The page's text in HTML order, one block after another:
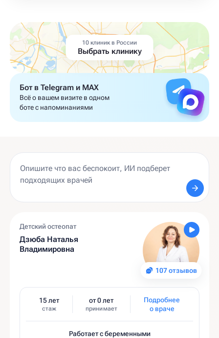
10 клиник в России
Выбрать клинику
Бот в Telegram и MAX
Всё о вашем визите в одном
боте с напоминаниями
107 отзывов
Детский остеопат
Дзюба Наталья
Владимировна
15 лет
стаж
от 0 лет
принимает
Подробнее
о враче
Работает с беременными